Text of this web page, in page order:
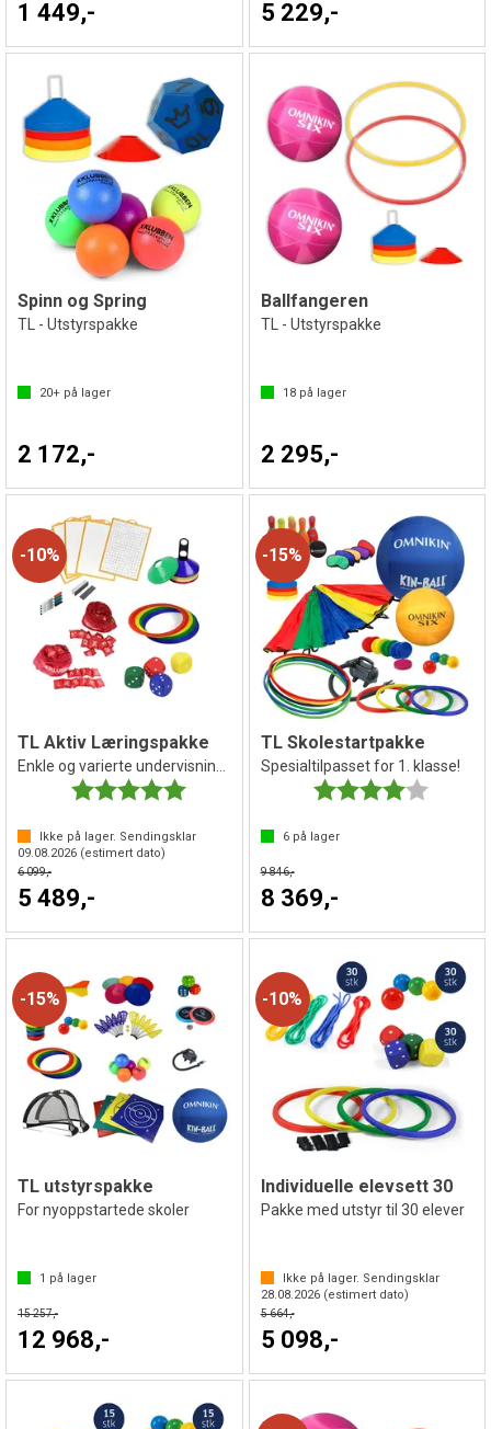
1 449,- 5 229,-
Spinn og Spring
TL - Utstyrspakke
20+ på lager
2 172,-
Ballfangeren
TL - Utstyrspakke
18på lager
2 295,-
10%
TL Aktiv Læringspakke
Enkle og varierte undervisningsopplegg
Karakter:
5.0 av 5 mulige
Ikke på lager. Sendingsklar
09.08.2026 (estimert dato)
6 099,-
5 489,-
15%
TL Skolestartpakke
Spesialtilpasset for 1. klasse!
Karakter:
6på lager
9 846,-
8 369,-
15%
TL utstyrspakke
For nyoppstartede skoler
1 på lager
15 257,-
12 968,-
10%
Individuelle elevsett 30
Pakke med utstyr til 30 elever
Ikke på lager. Sendingsklar
28.08.2026(estimert dato)
5 664,-
5 098,-